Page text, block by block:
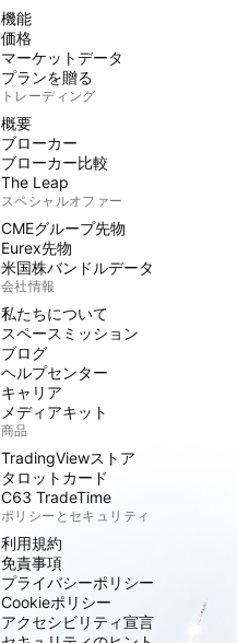
機能
価格
マーケットデータ
プランを贈る
トレーディング
概要
ブローカー
ブローカー比較
The Leap
スペシャルオファー
CMEグループ先物
Eurex先物
米国株バンドルデータ
会社情報
私たちについて
スペースミッション
ブログ
ヘルプセンター
キャリア
メディアキット
商品
TradingViewストア
タロットカード
C63 TradeTime
ポリシーとセキュリティ
利用規約
免責事項
プライバシーポリシー
Cookieポリシー
アクセシビリティ宣言